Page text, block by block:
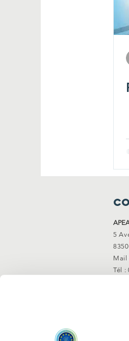
5
Mail
Tél :